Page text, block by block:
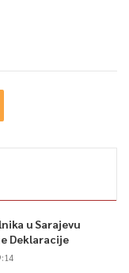
u Sarajevu
Deklaracije